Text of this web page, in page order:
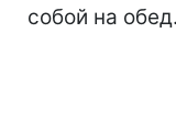
собой на обед.